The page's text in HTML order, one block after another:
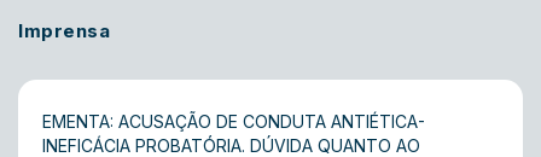
Imprensa
EMENTA: ACUSAÇÃO DE CONDUTA ANTIÉTICA-
INEFICÁCIA PROBATÓRIA. DÚVIDA QUANTO AO